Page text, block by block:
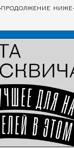
ПРОДОЛЖЕНИЕ НИЖЕ